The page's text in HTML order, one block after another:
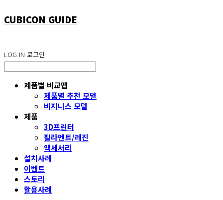
CUBICON GUIDE
LOG IN 로그인
제품별 비교맵
제품별 추천 모델
비지니스 모델
제품
3D프린터
필라멘트/레진
액세서리
설치사례
이벤트
스토리
활용사례